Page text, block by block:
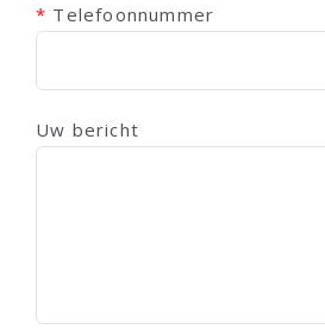
* Telefoonnummer
Uw bericht